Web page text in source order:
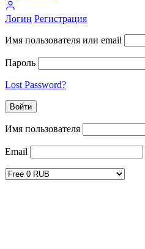
Логин Регистрация
Имя пользователя или email
Пароль
Lost Password?
Имя пользователя
Email